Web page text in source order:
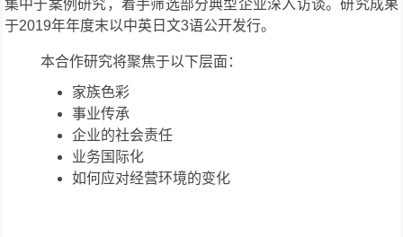
集中于案例研究，着手筛选部分典型企业深入访谈。研究成果
于2019年年度末以中英日文3语公开发行。
本合作研究将聚焦于以下层面：
家族色彩
事业传承
企业的社会责任
业务国际化
如何应对经营环境的变化